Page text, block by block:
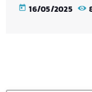
today 16/05/2025